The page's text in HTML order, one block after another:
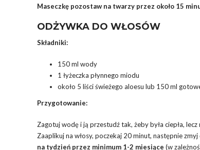
Maseczkę pozostaw na twarzy przez około 15
ODŻYWKA DO WŁOSÓW
Składniki:
150 ml wody
1 łyżeczka płynnego miodu
około 5 liści świeżego aloesu lub 150 ml
Przygotowanie:
Zagotuj wodę i ją przestudź tak, żeby była ciepła,
Zaaplikuj na włosy, poczekaj 20 minut, następnie zmyj
na tydzień przez minimum 1-2 miesiące (w